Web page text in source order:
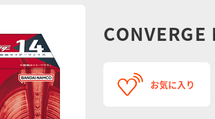
お気に入り